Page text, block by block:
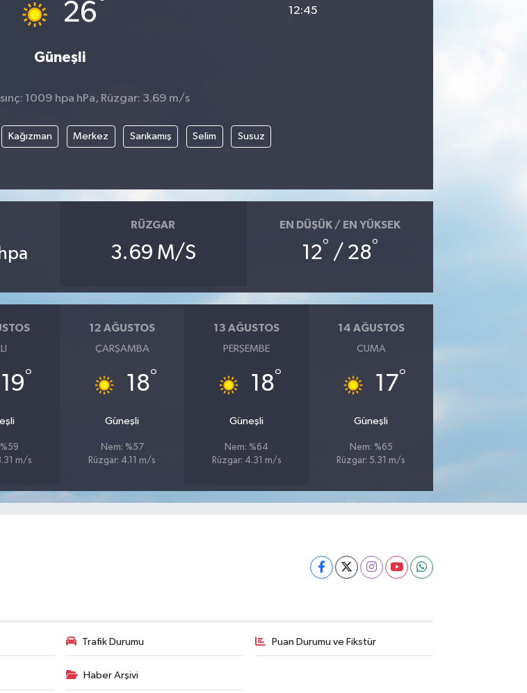
26
Güneşli
12:45
1009 hpa hPa, Rüzgar: 3.69 m/s
Kağızman Merkez Sarıkamış Selim Susuz
hpa
RÜZGAR
3.69 M/S
EN DÜŞÜK / EN YÜKSEK
12° / 28°
19°
m/s
12 AĞUSTOS
ÇARŞAMBA
18°
Güneşli
Nem: %57
Rüzgar: 4.11 m/s
13 AĞUSTOS
PERŞEMBE
18°
Güneşli
Nem: %64
Rüzgar: 4.31 m/s
14 AĞUSTOS
CUMA
17°
Güneşli
Nem: %65
Rüzgar: 5.31 m/s
Trafik Durumu Puan Durumu ve Fikstür
Haber Arşivi